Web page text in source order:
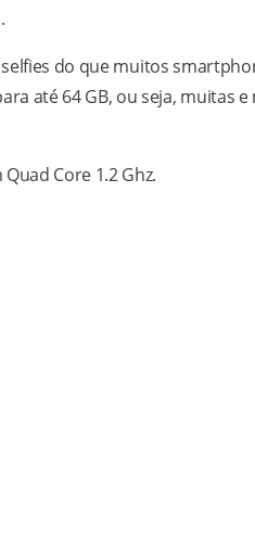
do que muitos
até 64 GB, ou seja, muitas e
Core 1.2 Ghz.